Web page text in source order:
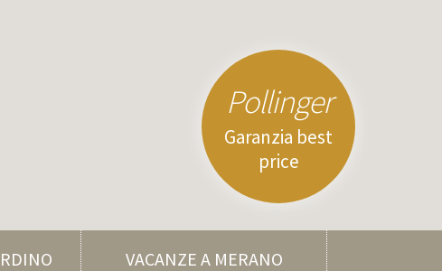
Pollinger
Garanzia best
price
VACANZE A MERANO